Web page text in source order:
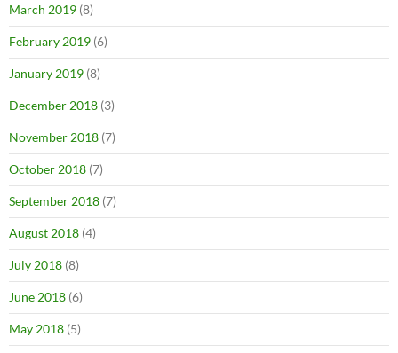
March 2019 (8)
February 2019 (6)
January 2019 (8)
December 2018 (3)
November 2018 (7)
October 2018 (7)
September 2018 (7)
August 2018 (4)
July 2018 (8)
June 2018 (6)
May 2018 (5)